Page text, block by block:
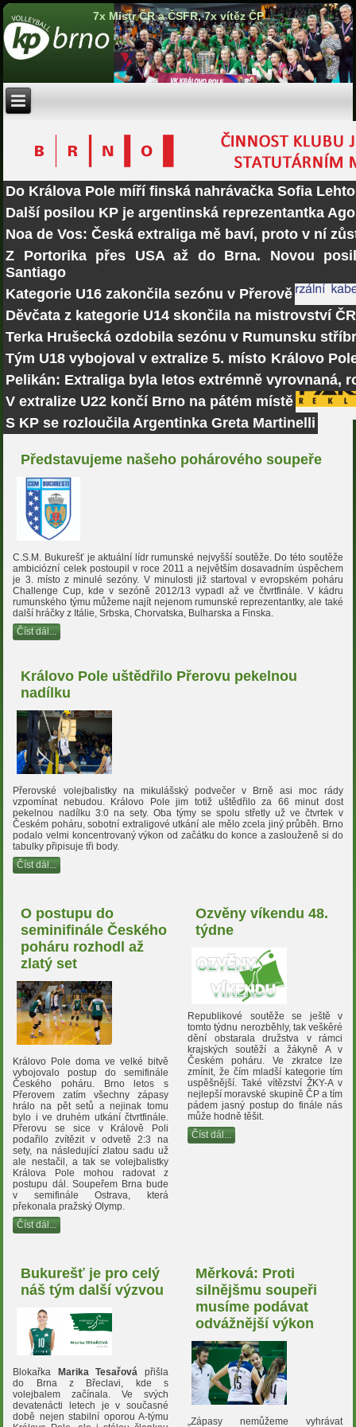
7x Mistr ČR a ČSFR, 7x vítěz ČP
Do Králova Pole míří finská nahrávačka Sofia Lehto
Další posilou KP je argentinská reprezentantka
Noa de Vos: Česká extraliga mě baví, proto v ní
Z Portorika přes USA až do Brna. Novou
Santiago
Kategorie U16 zakončila sezónu v Přerově
Děvčata z kategorie U14 skončila na mistrovství
Terka Hrušecká ozdobila sezónu v Rumunsku
Tým U18 vybojoval v extralize 5. místo Královo
Pelikán: Extraliga byla letos extrémně vyrovnaná,
V extralize U22 končí Brno na pátém místě
S KP se rozloučila Argentinka Greta Martinelli
Představujeme našeho pohárového soupeře
C.S.M. Bukurešť je aktuální lídr rumunské nejvyšší soutěže. Do této soutěže
ambiciózní celek postoupil v roce 2011 a největším dosavadním úspěchem
je 3. místo z minulé sezóny. V minulosti již startoval v evropském poháru
Challenge Cup, kde v sezóně 2012/13 vypadl až ve čtvrtfinále. V kádru
rumunského týmu můžeme najít nejenom rumunské reprezentantky, ale také
další hráčky z Itálie, Srbska, Chorvatska, Bulharska a Finska.
Číst dál...
Královo Pole uštědřilo Přerovu pekelnou
nadílku
Přerovské volejbalistky na mikulášský podvečer v Brně asi moc rády
vzpomínat nebudou. Královo Pole jim totiž uštědřilo za 66 minut dost
pekelnou nadílku 3:0 na sety. Oba týmy se spolu střetly už ve čtvrtek v
Českém poháru, sobotní extraligové utkání ale mělo zcela jiný průběh. Brno
podalo velmi koncentrovaný výkon od začátku do konce a zaslouženě si do
tabulky připisuje tři body.
Číst dál...
O postupu do
seminifinále Českého
poháru rozhodl až
zlatý set
Královo Pole doma ve velké bitvě
vybojovalo postup do semifinále
Českého poháru. Brno letos s
Přerovem zatím všechny zápasy
hrálo na pět setů a nejinak tomu
bylo i ve druhém utkání čtvrtfinále.
Přerovu se sice v Králově Poli
podařilo zvítězit v odvetě 2:3 na
sety, na následující zlatou sadu už
ale nestačil, a tak se volejbalistky
Králova Pole mohou radovat z
postupu dál. Soupeřem Brna bude
v semifinále Ostrava, která
překonala pražský Olymp.
Číst dál...
Ozvěny víkendu 48.
týdne
Republikové soutěže se ještě v
tomto týdnu nerozběhly, tak veškěré
dění obstarala družstva v rámci
krajských soutěží a žákyně A v
Českém poháru. Ve zkratce lze
zmínit, že čím mladší kategorie tím
uspěšnější. Také vítězství ŽKY-A v
nejlepší moravské skupině ČP a tím
pádem jasný postup do finále nás
může hodně těšit.
Číst dál...
Bukurešť je pro celý
náš tým další výzvou
Blokařka Marika Tesařová přišla
do Brna z Břeclavi, kde s
volejbalem začínala. Ve svých
devatenácti letech je v současné
době nejen stabilní oporou A-týmu
Měrková: Proti
silnějšmu soupeři
musíme podávat
odvážnější výkon
„Zápasy nemůžeme vyhrávat